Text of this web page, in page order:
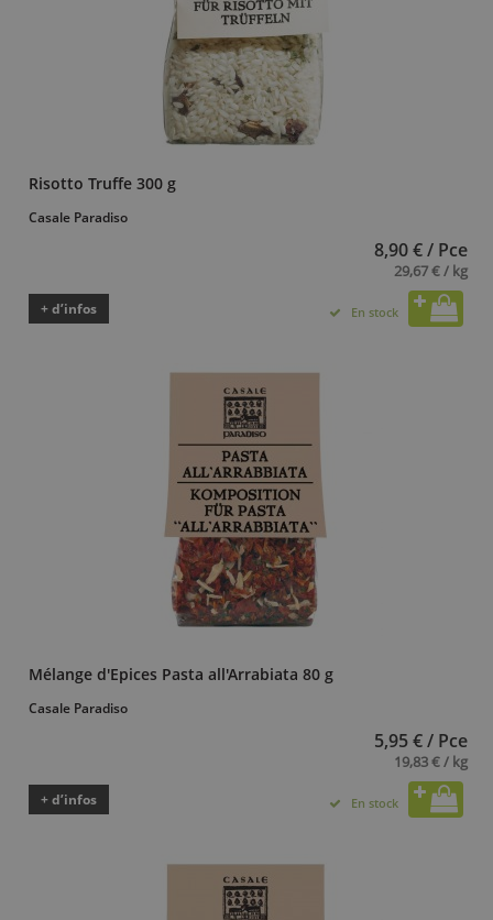
Risotto Truffe 300 g
Casale Paradiso
8,90 € / Pce
29,67 € / kg
+ d’infos En stock
Mélange d'Epices Pasta all'Arrabiata 80 g
Casale Paradiso
5,95 € / Pce
19,83 € / kg
+ d’infos En stock